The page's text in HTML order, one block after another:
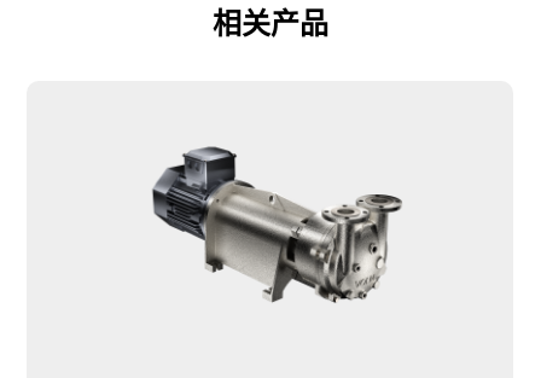
相关产品